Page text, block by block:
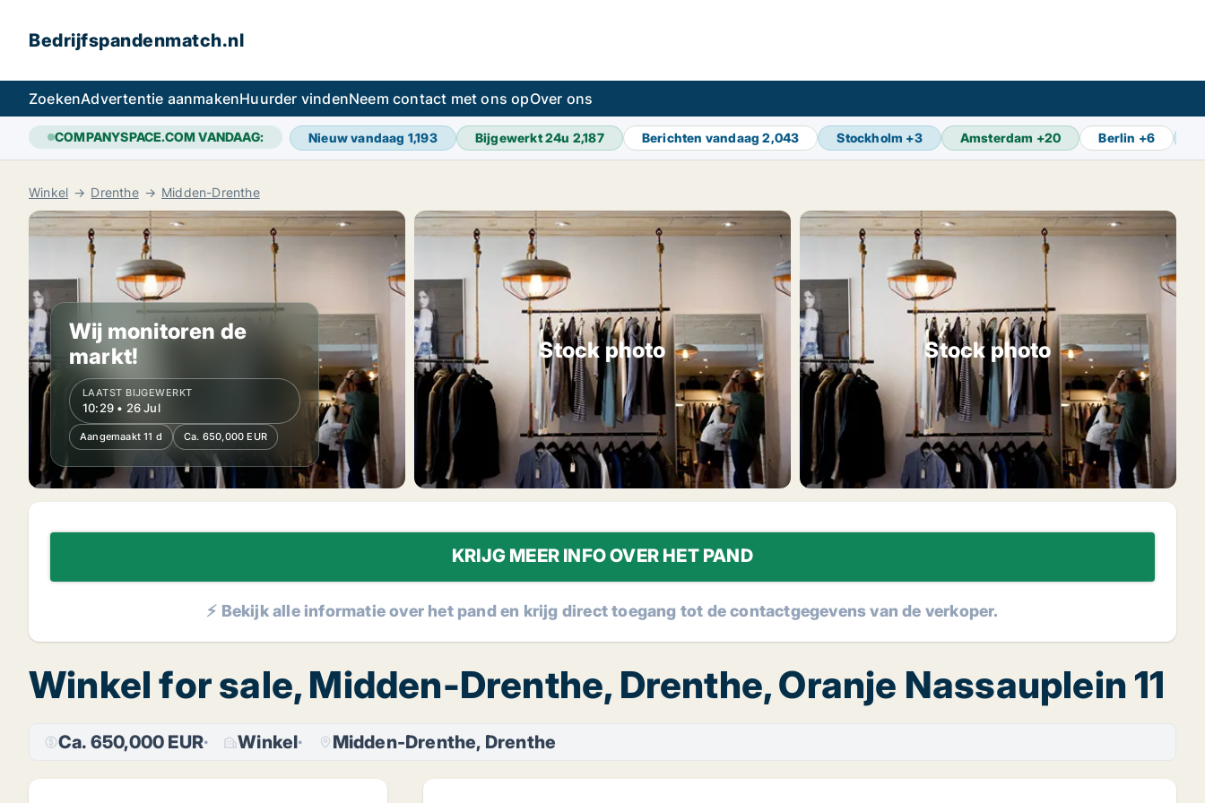
Bedrijfspandenmatch.nl
ZoekenAdvertentie aanmakenHuurder vindenNeem contact met ons opOver ons
COMPANYSPACE.COM VANDAAG: Nieuw vandaag 1,193 Bijgewerkt 24u 2,187 Berichten vandaag2,043 Stockholm +3 Amsterdam +20 Berlin +6
Winkel Drenthe Midden-Drenthe
Wij monitoren de
markt!
LAATST BIJGEWERKT
10:29 • 26 Jul
Aangemaakt 11 d Ca. 650,000 EUR
Stock photo Stock photo
KRIJG MEER INFO OVER HET PAND
⚡ Bekijk alle informatie over het pand en krijg direct toegang tot de contactgegevens van de verkoper.
Winkel for sale, Midden-Drenthe, Drenthe, Oranje Nassauplein 11
Ca. 650,000 EUR Winkel Midden-Drenthe, Drenthe